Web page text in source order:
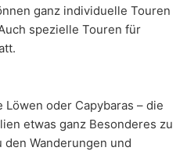
ganz individuelle Touren
spezielle Touren für
oder Capybaras – die
etwas ganz Besonderes zu
Wanderungen und